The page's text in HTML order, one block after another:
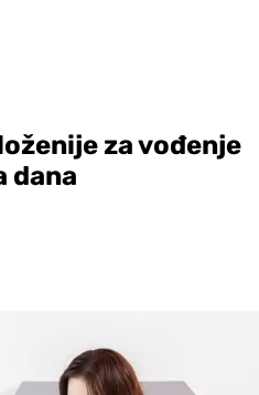
za vođenje
dana